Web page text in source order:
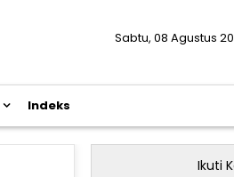
Sabtu, 08 Agustus
Indeks
Ikuti